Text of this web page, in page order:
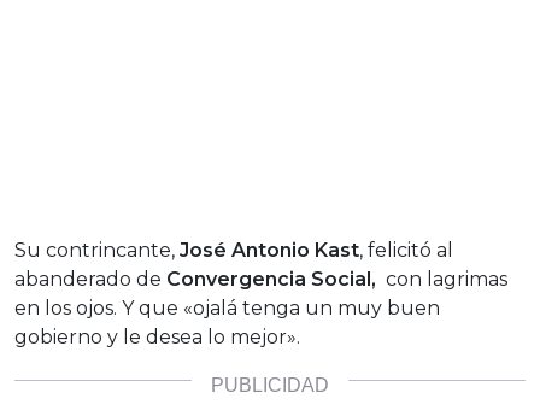
Su contrincante, José Antonio Kast, felicitó al
abanderado de Convergencia Social, con lagrimas
en los ojos. Y que «ojalá tenga un muy buen
gobierno y le desea lo mejor».